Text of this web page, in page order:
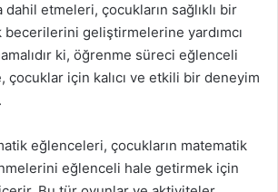
dahil etmeleri, çocukların sağlıklı bir
geliştirmelerine yardımcı
ki, öğrenme süreci eğlenceli
çocuklar için kalıcı ve etkili bir deneyim
eğlenceleri, çocukların matematik
eğlenceli hale getirmek için